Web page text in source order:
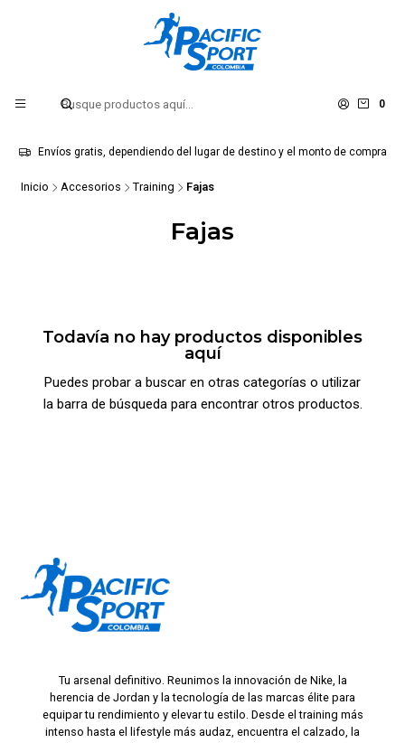
0
Envíos gratis, dependiendo del lugar de destino y el monto de compra
Inicio Accesorios Training Fajas
Fajas
Todavía no hay productos disponibles
aquí
Puedes probar a buscar en otras categorías o utilizar
la barra de búsqueda para encontrar otros productos.
Tu arsenal definitivo. Reunimos la innovación de Nike, la
herencia de Jordan y la tecnología de las marcas élite para
equipar tu rendimiento y elevar tu estilo. Desde el training más
intenso hasta el lifestyle más audaz, encuentra el calzado, la